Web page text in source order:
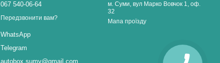
067 540-06-64
Передзвонити вам?
WhatsApp
Telegram
autobox.sumy@gmail.com
м. Суми, вул Марко Вовчок 1, оф.
32
Мапа проїзду